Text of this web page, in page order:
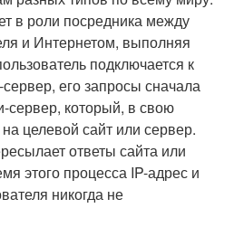
в роли посредника между
и Интернетом, выполняя
подключается к
его запросы сначала
сервер, который, в свою
целевой сайт или сервер.
ответы сайта или
этого процесса IP-адрес и
никогда не